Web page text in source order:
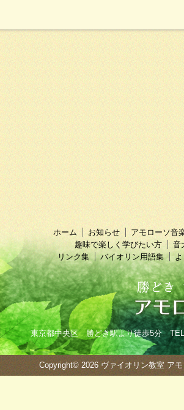
ホーム お知らせ
アモローソ音
趣味で楽しく学びたい方
音
リンク集
バイオリン用語集
東京都中央区 勝どき駅より徒歩5分
Copyright© 2026 ヴァイオリン教室 ア